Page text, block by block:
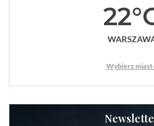
Wybierz